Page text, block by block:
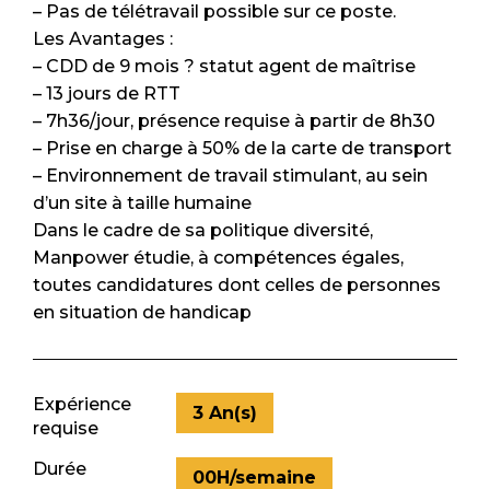
– Pas de télétravail possible sur ce poste.
Les Avantages :
– CDD de 9 mois ? statut agent de maîtrise
– 13 jours de RTT
– 7h36/jour, présence requise à partir de 8h30
– Prise en charge à 50% de la carte de transport
– Environnement de travail stimulant, au sein
d’un site à taille humaine
Dans le cadre de sa politique diversité,
Manpower étudie, à compétences égales,
toutes candidatures dont celles de personnes
en situation de handicap
Expérience
requise
3 An(s)
Durée 00H/semaine